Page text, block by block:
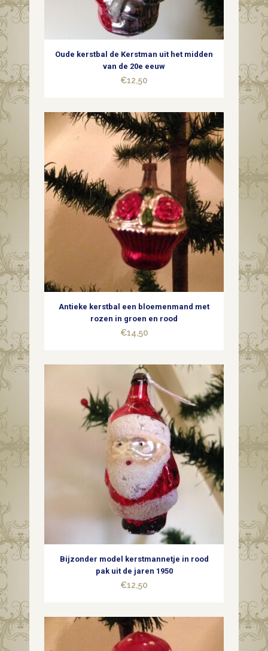
quantity
Oude kerstbal de Kerstman uit het midden
van de 20e eeuw
€12,50
Antieke kerstbal een bloemenmand met
rozen in groen en rood
€14,50
Bijzonder model kerstmannetje in rood
pak uit de jaren 1950
€12,50